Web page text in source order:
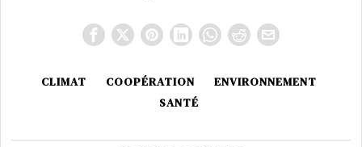
CLIMAT COOPÉRATION
ENVIRONNEMENT
SANTÉ